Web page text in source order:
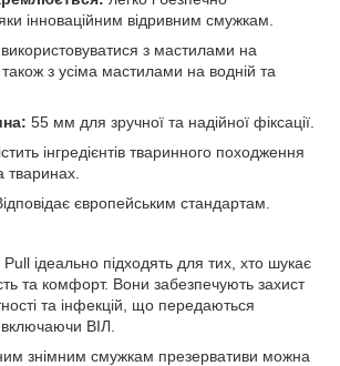
інноваційним відривним смужкам.
з мастилами на
з усіма мастилами на водній та
55 мм для зручної та надійної фіксації.
інгредієнтів тваринного походження
тваринах.
європейським стандартам.
ідеально підходять для тих, хто шукає
та комфорт. Вони забезпечують захист
та інфекцій, що передаються
ВІЛ.
знімним смужкам презервативи можна